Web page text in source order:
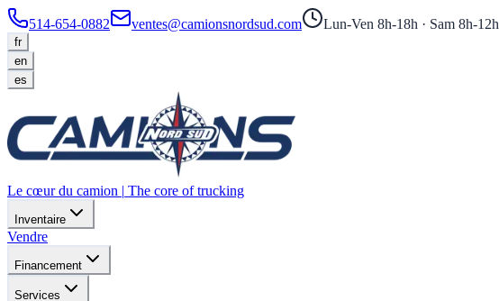
514-654-0882 ventes@camionsnordsud.com Lun-Ven 8h-18h · Sam 8h-12h
fr
en
es
Le cœur du camion | The core of trucking
Inventaire
Vendre
Financement
Services